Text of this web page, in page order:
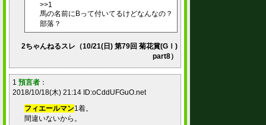
>>1
馬の名前にBって付いてるけどなんなの？
部落？
2ちゃんねるスレ（10/21(日) 第79回 菊花賞(GⅠ)
part8）
1 預言者 ：
2018/10/18(木) 21:14 ID:oCddUFGuO.net
フィエールマン1着。
間違いないから。